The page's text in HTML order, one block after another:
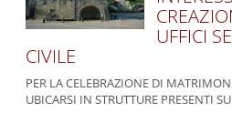
UFFICI
CIVILE
PER LA CELEBRAZIONE DI
UBICARSI IN STRUTTURE PRESENTI